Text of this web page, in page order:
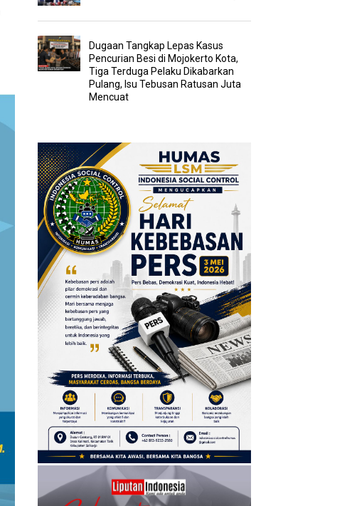
Dugaan Tangkap Lepas Kasus
Pencurian Besi di Mojokerto Kota,
Tiga Terduga Pelaku Dikabarkan
Pulang, Isu Tebusan Ratusan Juta
Mencuat